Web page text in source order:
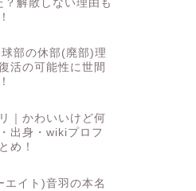
？解散しない理由も
部の休部(廃部)理
活の可能性に世間
｜かわいいけど何
出身・wikiプロフ
め！
エイト)音羽の本名